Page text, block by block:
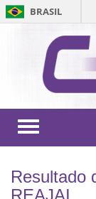
BRASIL
Toggle
Resultado
REAJAI